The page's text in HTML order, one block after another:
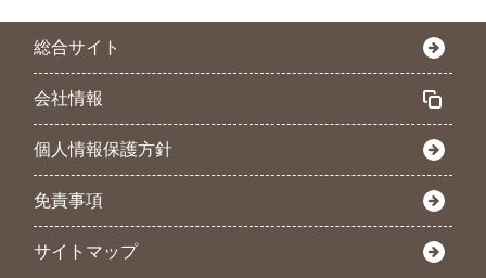
総合サイト
会社情報
個人情報保護方針
免責事項
サイトマップ